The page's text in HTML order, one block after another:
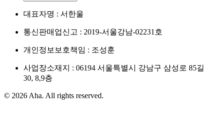
대표자명 : 서한울
통신판매업신고 : 2019-서울강남-02231호
개인정보보호책임 : 조성훈
사업장소재지 : 06194 서울특별시 강남구 삼성로 85길
30, 8,9층
© 2026 Aha. All rights reserved.